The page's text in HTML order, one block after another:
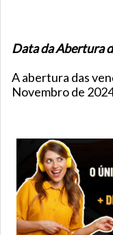
Data da Abertura
A abertura das
Novembro de